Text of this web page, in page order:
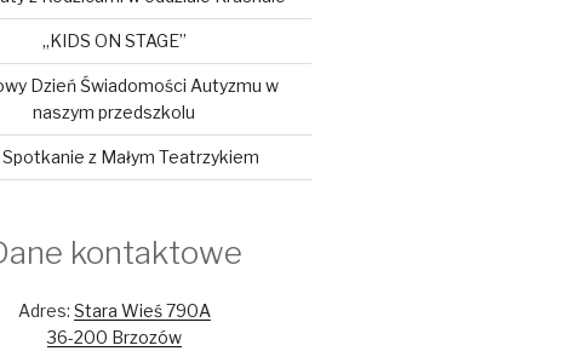
„KIDS ON STAGE”
Dzień Świadomości Autyzmu w
naszym przedszkolu
Spotkanie z Małym Teatrzykiem
kontaktowe
Adres: Stara Wieś 790A
36-200 Brzozów